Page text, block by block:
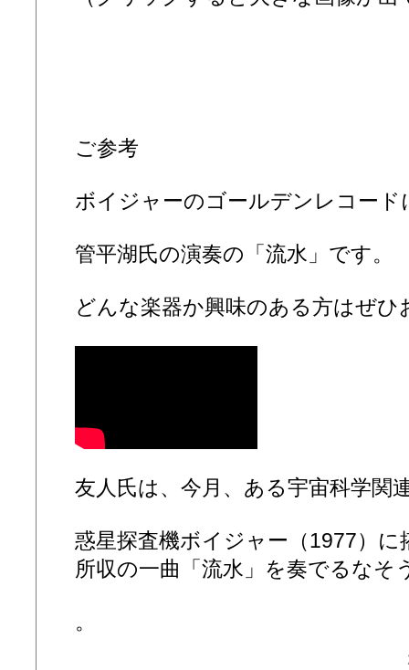
ご参考
ボイジャーのゴールデンレコード
管平湖氏の演奏の「流水」です。
どんな楽器か興味のある方はぜひ
友人氏は、今月、ある宇宙科学関
惑星探査機ボイジャー（1977）
所収の一曲「流水」を奏でるなそ
。